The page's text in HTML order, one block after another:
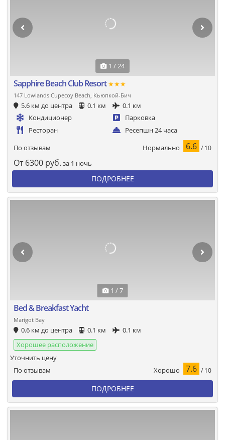
1 / 24
Sapphire Beach Club Resort★★★
147 Lowlands Cupecoy Beach, Кьюпкой-Бич
5.6 км до центра 0.1 км
0.1 км
Кондиционер
Парковка
Ресторан
Ресепшн 24 часа
По отзывам Нормально 6.6 / 10
От 6300 руб. за 1 ночь
ПОДРОБНЕЕ
1 / 7
Bed & Breakfast Yacht
Marigot Bay
0.6 км до центра 0.1 км
0.1 км
Хорошее расположение
По отзывам Хорошо 7.6 / 10
Уточнить цену
ПОДРОБНЕЕ